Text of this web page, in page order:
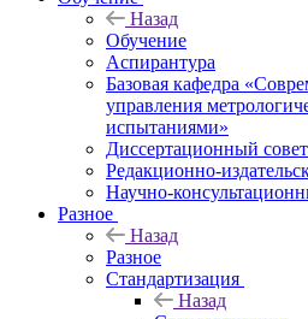
Назад
Обучение
Аспирантура
Базовая кафедра
управления
испытаниями»
Диссертационный совет
Редакционно-
Научно-
Разное
Назад
Разное
Стандартизация
Назад